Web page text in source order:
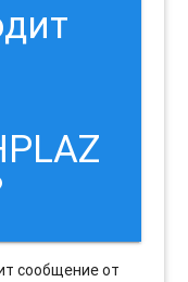
сообщение от